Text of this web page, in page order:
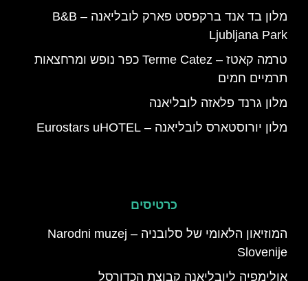
מלון בד אנד ברקפסט פארק לובליאנה – B&B
Ljubljana Park
טרמה קאטז – Terme Catez כפר נופש ומרחצאות
תרמיים חמים
מלון גרנד פלאזה לובליאנה
מלון יורוסטארס לובליאנה – Eurostars uHOTEL
כרטיסים
המוזיאון הלאומי של סלובניה – Narodni muzej
Slovenije
אולימפיה ליובליאנה קבוצת הכדורסל